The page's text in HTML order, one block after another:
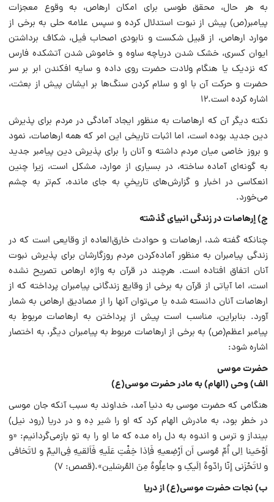
به هر حال، محقق طوسی برای امکان ارهاص، به وقوع معجزات
پیامبر‌(ص) پیش از نبوت استدلال کرده و سپس علامه حلی به برخی از
موارد ارهاص، از قبیل شکست و نابودی اصحاب فیل، شکاف برداشتن
ایوان کسری، خشک شدن دریاچه ساوه و خاموش شدن آتشکده فارس
که نزدیک یا هنگام ولادت حضرت روی داده و سایه افکندن ابر بر سر
حضرت و حرکت آن با او و سلام کردن سنگ‌ها بر ایشان پیش از بعثت،
اشاره کرده است.۱۲
نکته دیگر آن که ارهاصات به منظور ایجاد آمادگی در مردم برای پذیرش
دین جدید بوده است، اما اثبات تاریخی این امر که همه ارهاصات، نمود
و بروز خاصی میان مردم داشته و آنان را برای پذیرش دین پیامبر جدید
به گونه‌ای آماده ساخته، در بسیاری از موارد، مشکل است، زیرا چنین
انعکاسی در اخبار و گزارش‌های تاریخیِ به جای مانده، کم‌تر به چشم
می‌خورد.
ج) إرهاصات در زندگی انبیای گذشته
چنانکه گفته شد، ارهاصات و حوادث خارق‌العاده از وقایعی است که در
زندگی پیامبران به منظور آماده‌کردن مردم روزگارشان برای پذیرش نبوت
آنان اتفاق افتاده است. هرچند در قرآن به واژه ارهاص تصریح نشده
است، اما آیاتی از قرآن به برخی از وقایع زندگانی پیامبران پرداخته که از
ارهاصات آنان دانسته شده یا می‌توان آنها را از مصادیق ارهاص به شمار
آورد. بنابراین، مناسب است پیش از پرداختن به ارهاصات مربوطِ به
پیامبر اعظم‌(ص) به برخی از ارهاصات مربوط به پیامبران دیگر، به اختصار
اشاره شود:
حضرت موسی
الف) وحی (الهام) به مادر حضرت موسی‌(ع)
هنگامی که حضرت موسی به دنیا آمد، خداوند به سبب آنکه جان موسی
در خطر بود، به مادرش الهام کرد که او را شیر دِه و در دریا (رود نیل)
بینداز و ترس و اندوه به دل راه مده که ما او را به تو باز‌می‌گردانیم: «و
اَوْحَینا اِلی اُمِّ مُوسی اَن اَرْضِعیهِ فَاِذا خِفْتِ عَلَیهِ فَاَلقیهِ فِی‌الیمِّ و ‌لاتَخافی
و لاتَحْزَنی إنّا رادّوهُ اِلَیکِ‌ و جاعِلُوهُ مِنَ المُرسَلین».(قصص: ۷)
ب) نجات حضرت موسی‌(ع) از دریا